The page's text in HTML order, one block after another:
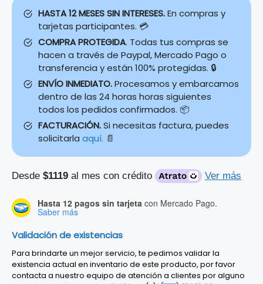
HASTA 12 MESES SIN INTERESES.En compras y
tarjetas participantes. 💳
COMPRA PROTEGIDA. Todas tus compras se
hacen a través de Paypal, Mercado Pago o
transferencia y están 100% protegidas. 🔒
ENVÍO INMEDIATO.Procesamos y embarcamos
dentro de las 24 horas horas siguientes
todos los pedidos confirmados. 📦
FACTURACIÓN.Si necesitas factura, puedes
solicitarla aquí. 📄
Desde $1119 al mes con crédito Ver más
Hasta 12 pagos sin tarjeta con Mercado Pago.
Saber más
Validación de existencias
Para brindarte un mejor servicio, te pedimos validar la
existencia actual en inventario de este producto, por favor
contacta a nuestro equipo de atención a clientes por alguno